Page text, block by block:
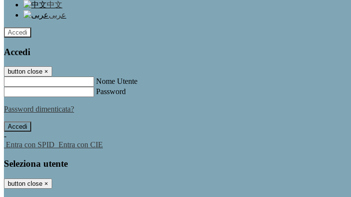
中文
عربى
Accedi
Accedi
button close ×
Nome Utente
Password
Password dimenticata?
-
Entra con SPID Entra con CIE
Seleziona utente
button close ×